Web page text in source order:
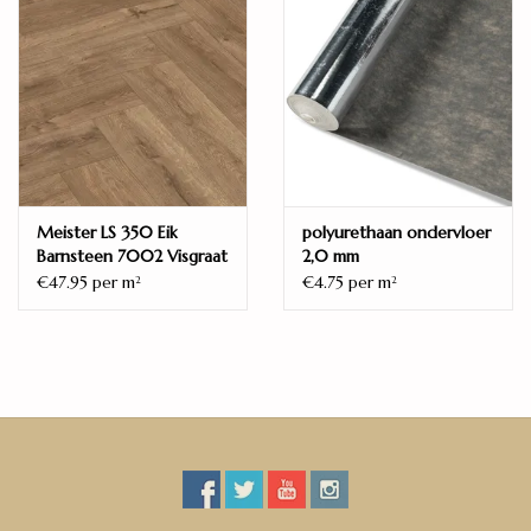
Meister LS 350 Eik
Barnsteen 7002 Visgraat
€47.95 per m2
polyurethaan ondervloer
2,0 mm
€4.75 per m2